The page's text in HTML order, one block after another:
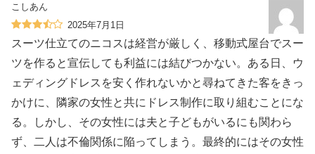
こしあん
2025年7月1日
スーツ仕立てのニコスは経営が厳しく、移動式屋台でスー
ツを作ると宣伝しても利益には結びつかない。ある日、ウ
ェディングドレスを安く作れないかと尋ねてきた客をきっ
かけに、隣家の女性と共にドレス制作に取り組むことにな
る。しかし、その女性には夫と子どもがいるにも関わら
ず、二人は不倫関係に陥ってしまう。最終的にはその女性